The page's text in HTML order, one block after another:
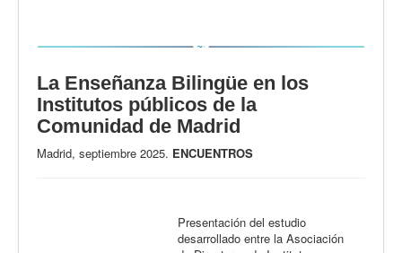
La Enseñanza Bilingüe en los
Institutos públicos de la
Comunidad de Madrid
Madrid, septiembre 2025. ENCUENTROS
Presentación del estudio
desarrollado entre la Asociación